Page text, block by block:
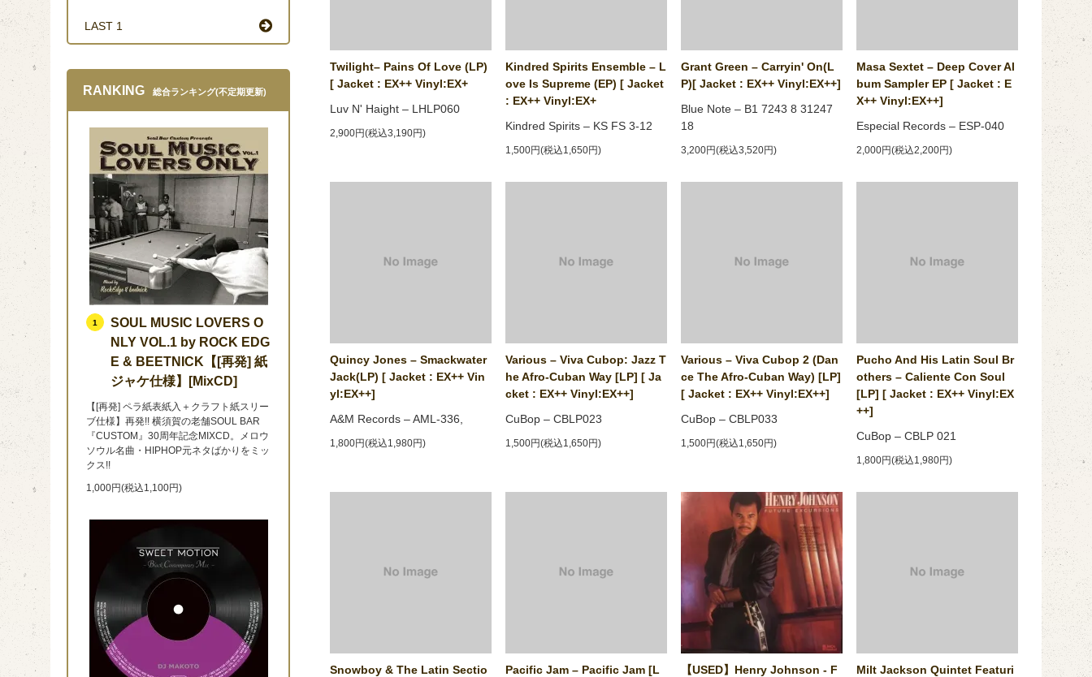
Twilight– Pains Of Love (LP)
[ Jacket : EX++ Vinyl:EX+
Luv N' Haight ‎– LHLP060
2,900円(税込3,190円)
Kindred Spirits Ensemble ‎– L
ove Is Supreme (EP) [ Jacket
: EX++ Vinyl:EX+
Kindred Spirits ‎– KS FS 3-12
1,500円(税込1,650円)
Grant Green ‎– Carryin' On(L
P)[ Jacket : EX++ Vinyl:EX++]
Blue Note ‎– B1 7243 8 31247
18
3,200円(税込3,520円)
Masa Sextet ‎– Deep Cover Al
bum Sampler EP [ Jacket : E
X++ Vinyl:EX++]
Especial Records ‎– ESP-040
2,000円(税込2,200円)
Quincy Jones ‎– Smackwater
Jack(LP) [ Jacket : EX++ Vin
yl:EX++]
A&M Records ‎– AML-336,
1,800円(税込1,980円)
Various ‎– Viva Cubop: Jazz T
he Afro-Cuban Way [LP] [ Ja
cket : EX++ Vinyl:EX++]
CuBop ‎– CBLP023
1,500円(税込1,650円)
Various ‎– Viva Cubop 2 (Dan
ce The Afro-Cuban Way) [LP]
[ Jacket : EX++ Vinyl:EX++]
CuBop ‎– CBLP033
1,500円(税込1,650円)
Pucho And His Latin Soul Br
others ‎– Caliente Con Soul
[LP] [ Jacket : EX++ Vinyl:EX
++]
CuBop ‎– CBLP 021
1,800円(税込1,980円)
Snowboy & The Latin Sectio
Pacific Jam ‎– Pacific Jam [L
【USED】Henry Johnson - F
Milt Jackson Quintet Featuri
LAST 1
RANKING 総合ランキング(不定期更新)
1
SOUL MUSIC LOVERS O
NLY VOL.1 by ROCK EDG
E & BEETNICK【[再発] 紙
ジャケ仕様】[MixCD]
【[再発] ペラ紙表紙入＋クラフト紙スリー
ブ仕様】再発!! 横須賀の老舗SOUL BAR
『CUSTOM』30周年記念MIXCD。メロウ
ソウル名曲・HIPHOP元ネタばかりをミッ
クス!!
1,000円(税込1,100円)